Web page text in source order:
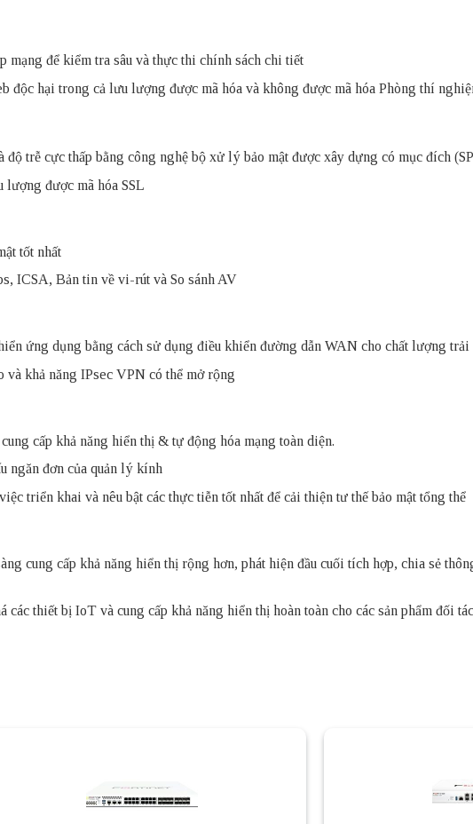
để kiểm tra sâu và thực thi chính sách chi tiết
độc hại trong cả lưu lượng được mã hóa và không được mã hóa Phòng thí
độ trễ cực thấp bằng công nghệ bộ xử lý bảo mật được xây dựng có mục đích
lượng được mã hóa SSL
tốt nhất
ICSA, Bản tin về vi-rút và So sánh AV
ứng dụng bằng cách sử dụng điều khiển đường dẫn WAN cho chất lượng trải
và khả năng IPsec VPN có thể mở rộng
cấp khả năng hiển thị & tự động hóa mạng toàn diện.
ngăn đơn của quản lý kính
triển khai và nêu bật các thực tiễn tốt nhất để cải thiện tư thế bảo mật tổng thể
cung cấp khả năng hiển thị rộng hơn, phát hiện đầu cuối tích hợp, chia sẻ
thiết bị IoT và cung cấp khả năng hiển thị hoàn toàn cho các sản phẩm đối